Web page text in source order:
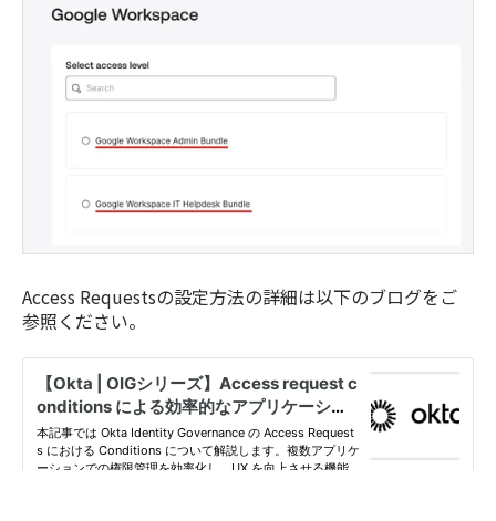
Access Requestsの設定方法の詳細は以下のブログをご
参照ください。